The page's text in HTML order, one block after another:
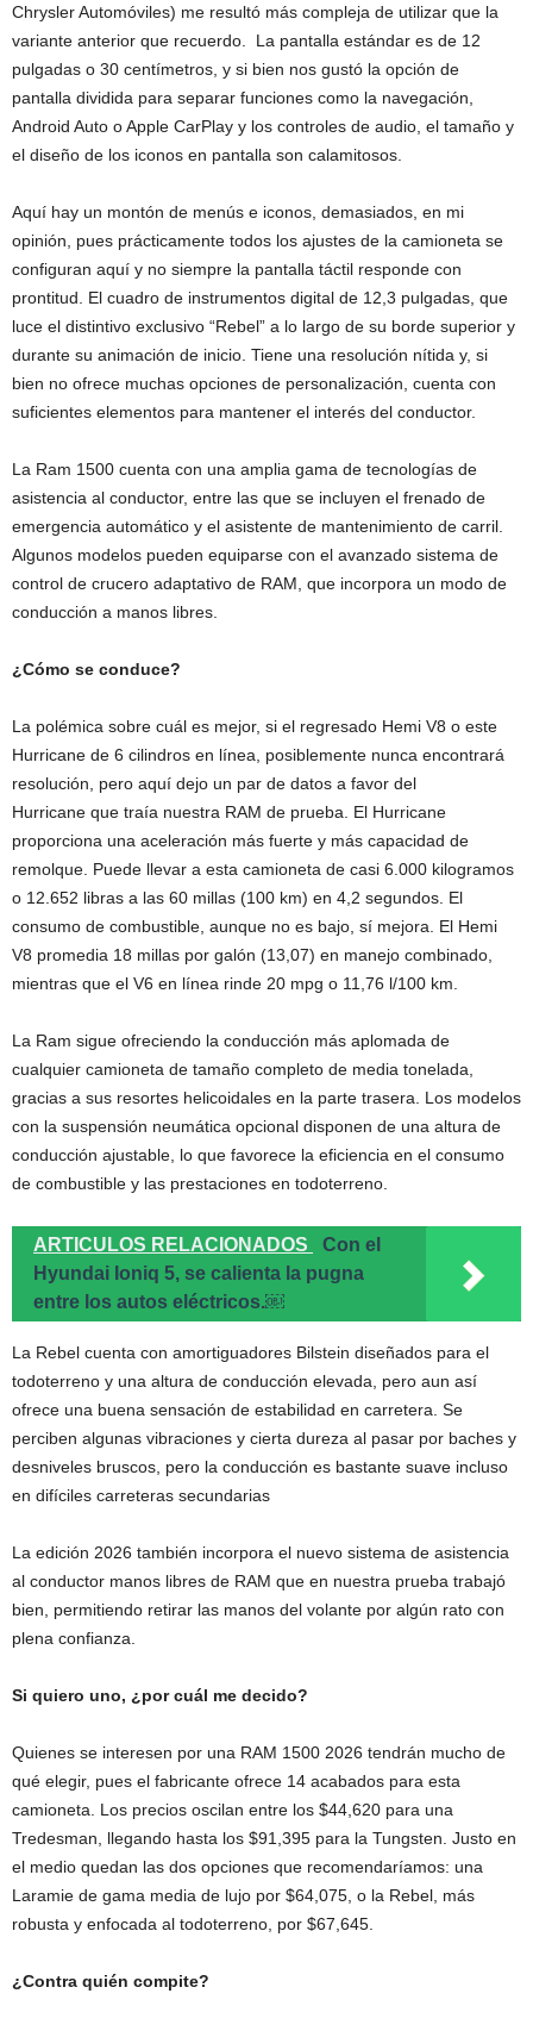
Chrysler Automóviles) me resultó más compleja de utilizar que la
variante anterior que recuerdo. La pantalla estándar es de 12
pulgadas o 30 centímetros, y si bien nos gustó la opción de
pantalla dividida para separar funciones como la navegación,
Android Auto o Apple CarPlay y los controles de audio, el tamaño y
el diseño de los iconos en pantalla son calamitosos.
Aquí hay un montón de menús e iconos, demasiados, en mi
opinión, pues prácticamente todos los ajustes de la camioneta se
configuran aquí y no siempre la pantalla táctil responde con
prontitud. El cuadro de instrumentos digital de 12,3 pulgadas, que
luce el distintivo exclusivo “Rebel” a lo largo de su borde superior y
durante su animación de inicio. Tiene una resolución nítida y, si
bien no ofrece muchas opciones de personalización, cuenta con
suficientes elementos para mantener el interés del conductor.
La Ram 1500 cuenta con una amplia gama de tecnologías de
asistencia al conductor, entre las que se incluyen el frenado de
emergencia automático y el asistente de mantenimiento de carril.
Algunos modelos pueden equiparse con el avanzado sistema de
control de crucero adaptativo de RAM, que incorpora un modo de
conducción a manos libres.
¿Cómo se conduce?
La polémica sobre cuál es mejor, si el regresado Hemi V8 o este
Hurricane de 6 cilindros en línea, posiblemente nunca encontrará
resolución, pero aquí dejo un par de datos a favor del
Hurricane que traía nuestra RAM de prueba. El Hurricane
proporciona una aceleración más fuerte y más capacidad de
remolque. Puede llevar a esta camioneta de casi 6.000 kilogramos
o 12.652 libras a las 60 millas (100 km) en 4,2 segundos. El
consumo de combustible, aunque no es bajo, sí mejora. El Hemi
V8 promedia 18 millas por galón (13,07) en manejo combinado,
mientras que el V6 en línea rinde 20 mpg o 11,76 l/100 km.
La Ram sigue ofreciendo la conducción más aplomada de
cualquier camioneta de tamaño completo de media tonelada,
gracias a sus resortes helicoidales en la parte trasera. Los modelos
con la suspensión neumática opcional disponen de una altura de
conducción ajustable, lo que favorece la eficiencia en el consumo
de combustible y las prestaciones en todoterreno.
ARTICULOS RELACIONADOS
Con el
Hyundai Ioniq 5, se calienta la pugna
entre los autos eléctricos.￼
La Rebel cuenta con amortiguadores Bilstein diseñados para el
todoterreno y una altura de conducción elevada, pero aun así
ofrece una buena sensación de estabilidad en carretera. Se
perciben algunas vibraciones y cierta dureza al pasar por baches y
desniveles bruscos, pero la conducción es bastante suave incluso
en difíciles carreteras secundarias
La edición 2026 también incorpora el nuevo sistema de asistencia
al conductor manos libres de RAM que en nuestra prueba trabajó
bien, permitiendo retirar las manos del volante por algún rato con
plena confianza.
Si quiero uno, ¿por cuál me decido?
Quienes se interesen por una RAM 1500 2026 tendrán mucho de
qué elegir, pues el fabricante ofrece 14 acabados para esta
camioneta. Los precios oscilan entre los $44,620 para una
Tredesman, llegando hasta los $91,395 para la Tungsten. Justo en
el medio quedan las dos opciones que recomendaríamos: una
Laramie de gama media de lujo por $64,075, o la Rebel, más
robusta y enfocada al todoterreno, por $67,645.
¿Contra quién compite?